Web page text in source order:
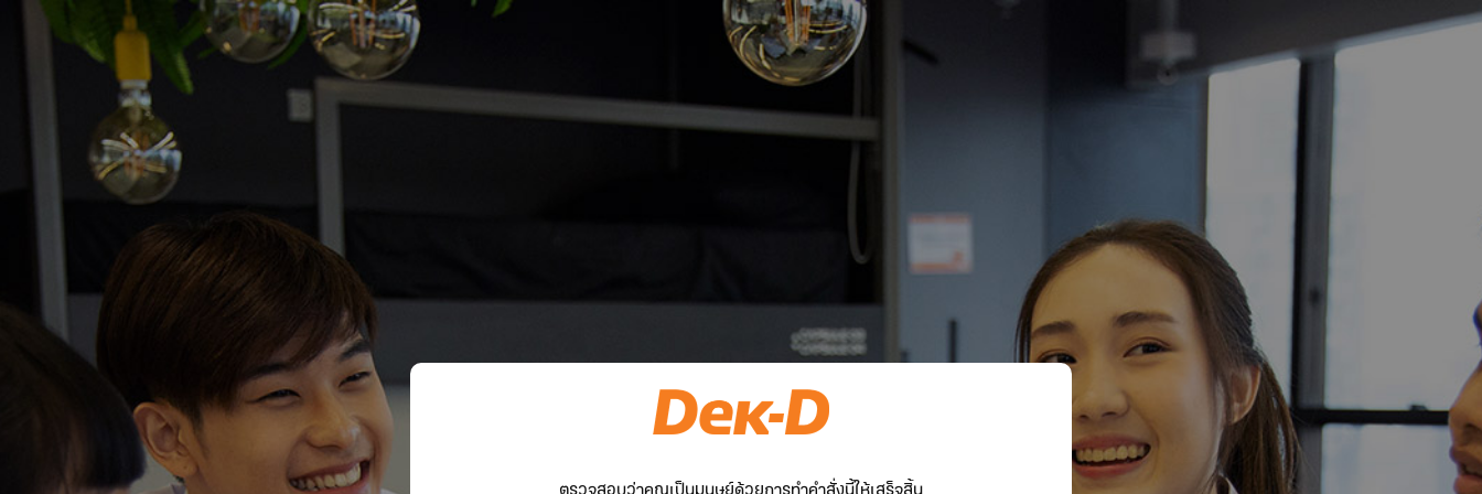
ตรวจสอบว่าคุณเป็นมนุษย์ด้วยการทำคำสั่งนี้ให้เสร็จสิ้น